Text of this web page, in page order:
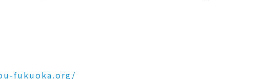
fukuoka.org/